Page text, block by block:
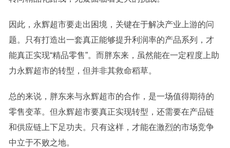
因此，永辉超市要走出困境，关键在于解决产业上游的问
题。只有打造出一套真正能够提升利润率的产品系列，才
能真正实现“精品零售”。而胖东来，虽然能在一定程度上助
力永辉超市的转型，但并非其救命稻草。
总的来说，胖东来与永辉超市的合作，是一场值得期待的
零售变革。但永辉超市要真正实现转型，还需要在产品链
和供应链上下足功夫。只有这样，才能在激烈的市场竞争
中立于不败之地。